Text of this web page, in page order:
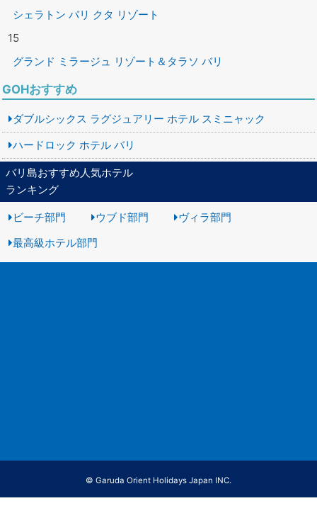
シェラトン バリ クタ リゾート
15
グランド ミラージュ リゾート＆タラソ バリ
GOHおすすめ
ダブルシックス ラグジュアリー ホテル スミニャック
ハードロック ホテル バリ
バリ島おすすめ人気ホテル
ランキング
ビーチ部門 ウブド部門
ヴィラ部門
最高級ホテル部門
© Garuda Orient Holidays Japan INC.